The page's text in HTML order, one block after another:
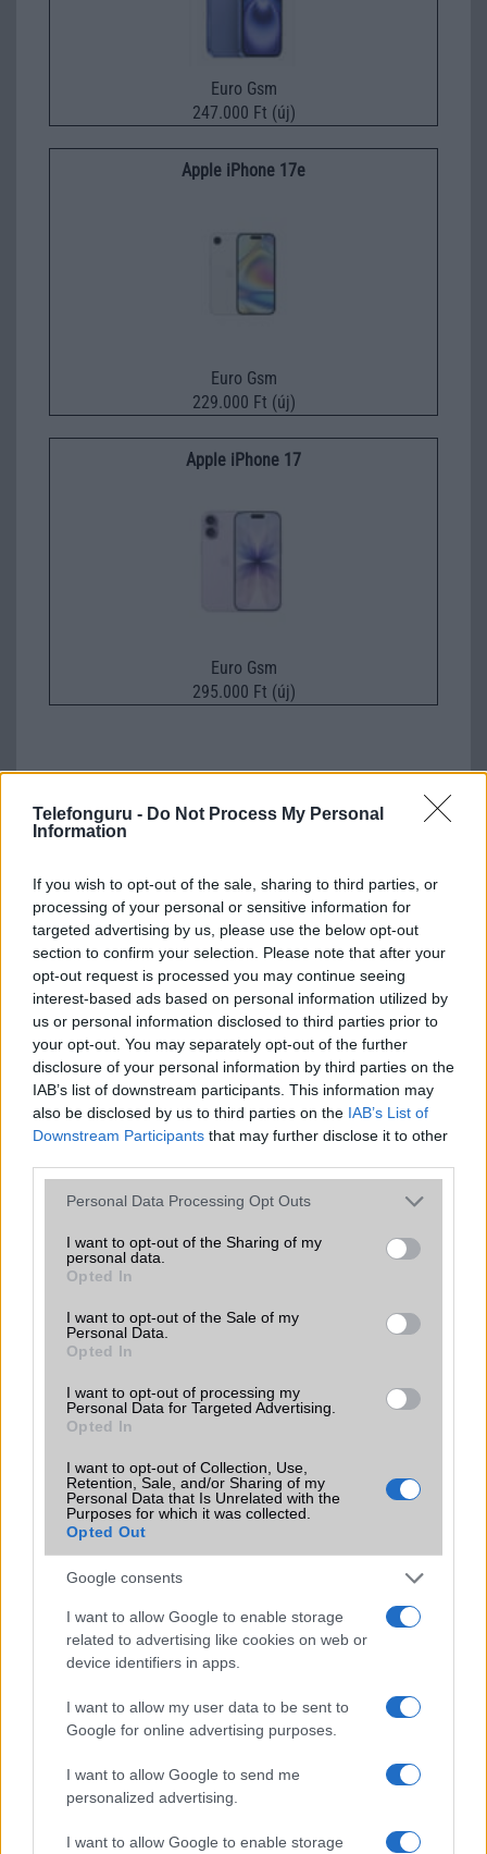
Telefonguru - Do Not Process My Personal
Information
If you wish to opt-out of the sale, sharing to third parties, or
processing of your personal or sensitive information for
targeted advertising by us, please use the below opt-out
section to confirm your selection. Please note that after your
opt-out request is processed you may continue seeing
interest-based ads based on personal information utilized by
us or personal information disclosed to third parties prior to
your opt-out. You may separately opt-out of the further
disclosure of your personal information by third parties on the
IAB’s list of downstream participants. This information may
also be disclosed by us to third parties on the IAB’s List of
Downstream Participants that may further disclose it to other
Please note that this website/app uses one or more Google
not limited to your visit or usage behaviour. You may click to
grant or deny consent to Google and its third-party tags to
use your data for below specified purposes in below Google
consent section.
Personal Data Processing Opt Outs
I want to opt-out of the Sharing of my
personal data.
Opted In
I want to opt-out of the Sale of my
Personal Data.
Opted In
I want to opt-out of processing my
Personal Data for Targeted Advertising.
Opted In
I want to opt-out of Collection, Use,
Retention, Sale, and/or Sharing of my
Personal Data that Is Unrelated with the
Purposes for which it was collected.
Opted Out
Google consents
I want to allow Google to enable storage
related to advertising like cookies on web or
device identifiers in apps.
I want to allow my user data to be sent to
Google for online advertising purposes.
I want to allow Google to send me
personalized advertising.
I want to allow Google to enable storage
Euro Gsm
247.000 Ft (új)
Apple iPhone 17e
Euro Gsm
229.000 Ft (új)
Apple iPhone 17
Euro Gsm
295.000 Ft (új)
Számos népszerű Samsung Galaxy
készülék kimarad a One UI 9
modellekről
2026.06.30| Phone Arena
A One UI 9 érkezése új mesterséges intelligencia-
funkciókat és továbbfejlesztett kezelőfelületet hoz,
azonban több korábbi csúcskategóriás és középkategóriás
Galaxy készülék számára ez lesz az út vége.
iPhone 18 bemutató dátum - ekkor
rántja le a leplet az Apple az új
csúcsmobilokról
2026.06.29| Phone Arena
A szeptemberi eseményen az iPhone 18 Pro modellek
bemutatkozhat, miközben az áremelésekről szóló
találgatások továbbra is beárnyékolják a rajtot.
Az Android rejtett automatizmusai: hat
funkció, amely észrevétlenül könnyíti
2026.06.14| Android Police
Sok felhasználó külön alkalmazásokra esküszik, pedig az
Android már évek óta olyan intelligens funkciókat kínál,
amelyek maguktól dolgoznak a háttérben.
megváltoztatja a mobilhasználatot –
sokan mégsem tudnak róla
2026.07.12| Android Central
Az Edge Panel az egyik leghasznosabb funkció, amely
jelentősen felgyorsítja a mindennapi használatot,
miközben a Pixel telefonokból továbbra is hiányzik.
KAPCSOLÓDÓ HÍREK
Az Apple intelligencia új szintre emeli az értesítéseket
Új Siri: Apple végre közelebb lehet a valóban intelligens
asszisztenshez – de marad az óvatos szkepticizmus